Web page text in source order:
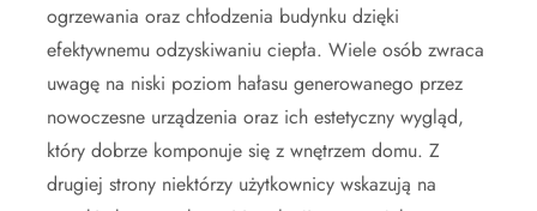
ogrzewania oraz chłodzenia budynku dzięki
efektywnemu odzyskiwaniu ciepła. Wiele osób zwraca
uwagę na niski poziom hałasu generowanego przez
nowoczesne urządzenia oraz ich estetyczny wygląd,
który dobrze komponuje się z wnętrzem domu. Z
drugiej strony niektórzy użytkownicy wskazują na